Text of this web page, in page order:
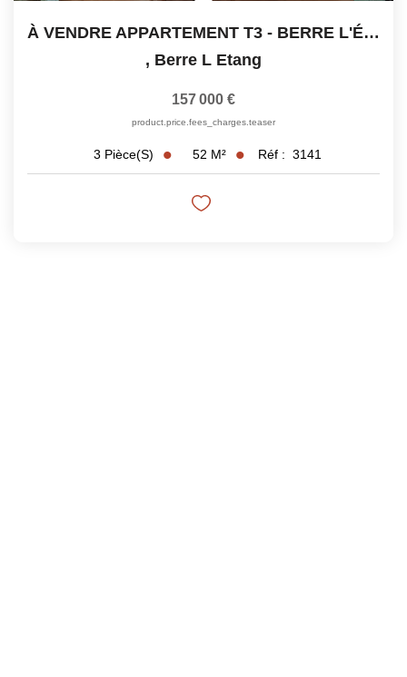
À VENDRE APPARTEMENT T3 - BERRE L'ÉTANG
, Berre L Etang
157 000 €
product.price.fees_charges.teaser
3 Pièce(s) 52 M² Réf : 3141